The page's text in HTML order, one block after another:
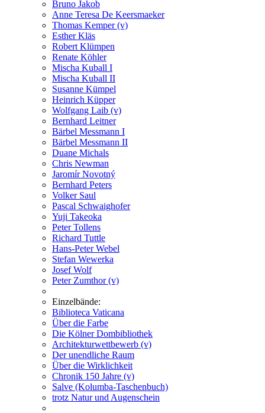
Bruno Jakob
Anne Teresa De Keersmaeker
Thomas Kemper (v)
Esther Kläs
Robert Klümpen
Renate Köhler
Mischa Kuball I
Mischa Kuball II
Susanne Kümpel
Heinrich Küpper
Wolfgang Laib (v)
Bernhard Leitner
Bärbel Messmann I
Bärbel Messmann II
Duane Michals
Chris Newman
Jaromír Novotný
Bernhard Peters
Volker Saul
Pascal Schwaighofer
Yuji Takeoka
Peter Tollens
Richard Tuttle
Hans-Peter Webel
Stefan Wewerka
Josef Wolf
Peter Zumthor (v)
Einzelbände:
Biblioteca Vaticana
Über die Farbe
Die Kölner Dombibliothek
Architekturwettbewerb (v)
Der unendliche Raum
Über die Wirklichkeit
Chronik 150 Jahre (v)
Salve (Kolumba-Taschenbuch)
trotz Natur und Augenschein